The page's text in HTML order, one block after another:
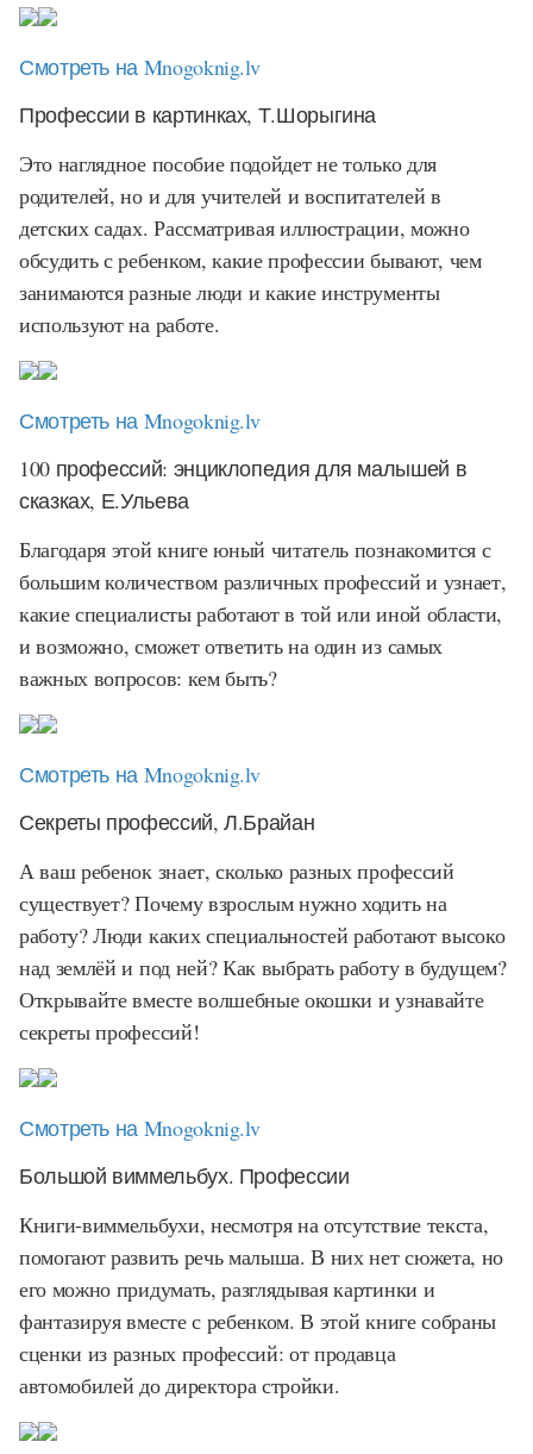
Смотреть на Mnogoknig.lv
Профессии в картинках, Т.Шорыгина
Это наглядное пособие подойдет не только для
родителей, но и для учителей и воспитателей в
детских садах. Рассматривая иллюстрации, можно
обсудить с ребенком, какие профессии бывают, чем
занимаются разные люди и какие инструменты
используют на работе.
Смотреть на Mnogoknig.lv
100 профессий: энциклопедия для малышей в
сказках, Е.Ульева
Благодаря этой книге юный читатель познакомится с
большим количеством различных профессий и узнает,
какие специалисты работают в той или иной области,
и возможно, сможет ответить на один из самых
важных вопросов: кем быть?
Смотреть на Mnogoknig.lv
Секреты профессий, Л.Брайан
А ваш ребенок знает, сколько разных профессий
существует? Почему взрослым нужно ходить на
работу? Люди каких специальностей работают высоко
над землёй и под ней? Как выбрать работу в будущем?
Открывайте вместе волшебные окошки и узнавайте
секреты профессий!
Смотреть на Mnogoknig.lv
Большой виммельбух. Профессии
Книги-виммельбухи, несмотря на отсутствие текста,
помогают развить речь малыша. В них нет сюжета, но
его можно придумать, разглядывая картинки и
фантазируя вместе с ребенком. В этой книге собраны
сценки из разных профессий: от продавца
автомобилей до директора стройки.